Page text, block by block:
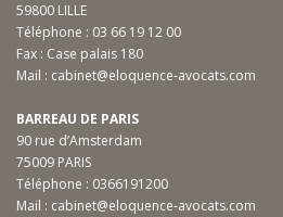
59800 LILLE
Téléphone : 03 66 19 12 00
Fax : Case palais 180
Mail : cabinet@eloquence-avocats.com
BARREAU DE PARIS
90 rue d’Amsterdam
75009 PARIS
Téléphone : 0366191200
Mail : cabinet@eloquence-avocats.com